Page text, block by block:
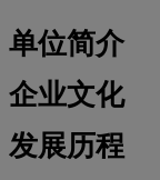
单位简介
企业文化
发展历程